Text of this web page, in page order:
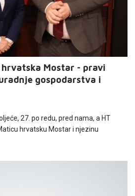
hrvatska Mostar - pravi
gospodarstva i
27. po redu, pred nama, a HT
hrvatsku Mostar i njezinu